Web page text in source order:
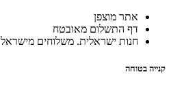
אתר מוצפן
דף התשלום מאובטח
חנות ישראלית. משלוחים מישראל
קנייה בטוחה